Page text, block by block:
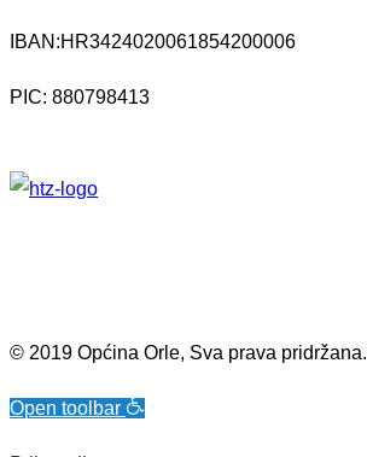
IBAN:HR3424020061854200006
PIC: 880798413
© 2019 Općina Orle, Sva prava pridržana.
Open toolbar